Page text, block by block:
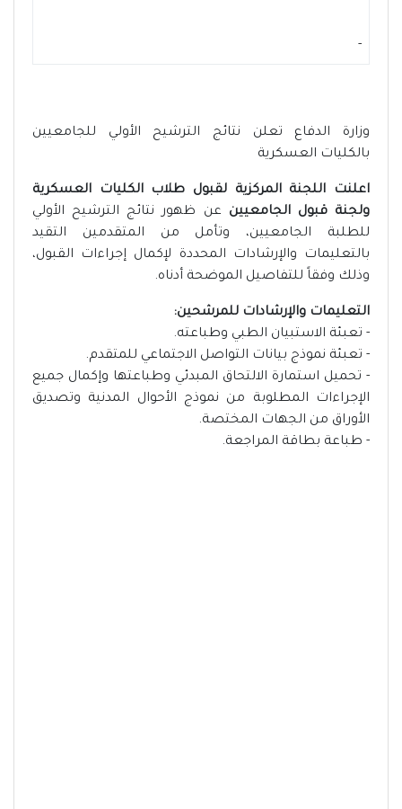
-
وزارة الدفاع تعلن نتائج الترشيح الأولي للجامعيين
بالكليات العسكرية
اعلنت اللجنة المركزية لقبول طلاب الكليات العسكرية
ولجنة قبول الجامعيين عن ظهور نتائج الترشيح الأولي
للطلبة الجامعيين، وتأمل من المتقدمين التقيد
بالتعليمات والإرشادات المحددة لإكمال إجراءات القبول،
وذلك وفقاً للتفاصيل الموضحة أدناه.
التعليمات والإرشادات للمرشحين:
- تعبئة الاستبيان الطبي وطباعته.
- تعبئة نموذج بيانات التواصل الاجتماعي للمتقدم.
- تحميل استمارة الالتحاق المبدئي وطباعتها وإكمال جميع
الإجراءات المطلوبة من نموذج الأحوال المدنية وتصديق
الأوراق من الجهات المختصة.
- طباعة بطاقة المراجعة.